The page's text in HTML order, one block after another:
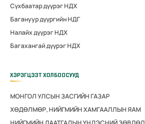
Сүхбаатар дүүрэг НДХ
Багануур дүүргийн НДГ
Налайх дүүрэг НДХ
Багахангай дүүрэг НДХ
ХЭРЭГЦЭЭТ ХОЛБООСУУД
МОНГОЛ УЛСЫН ЗАСГИЙН ГАЗАР
ХӨДӨЛМӨР, НИЙГМИЙН ХАМГААЛЛЫН ЯАМ